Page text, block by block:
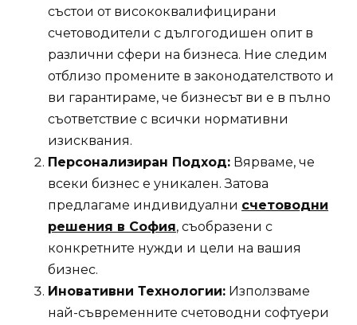
състои от висококвалифицирани
счетоводители с дългогодишен опит в
различни сфери на бизнеса. Ние следим
отблизо промените в законодателството и
ви гарантираме, че бизнесът ви е в пълно
съответствие с всички нормативни
изисквания.
Персонализиран Подход: Вярваме, че
всеки бизнес е уникален. Затова
предлагаме индивидуални счетоводни
решения в София, съобразени с
конкретните нужди и цели на вашия
бизнес.
Иновативни Технологии: Използваме
най-съвременните счетоводни софтуери